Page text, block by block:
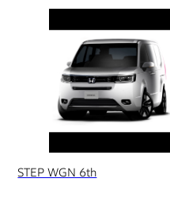
STEP WGN 6th